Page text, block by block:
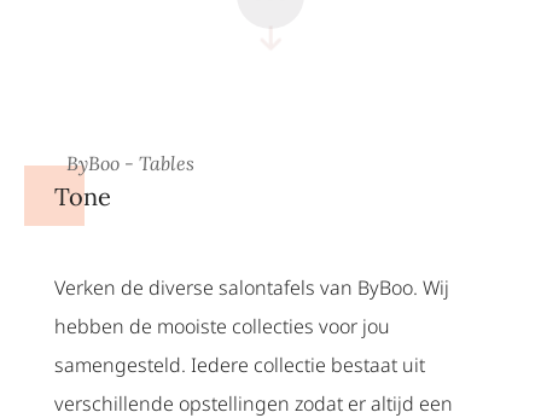
ByBoo - Tables
Tone
Verken de diverse salontafels van ByBoo. Wij
hebben de mooiste collecties voor jou
samengesteld. Iedere collectie bestaat uit
verschillende opstellingen zodat er altijd een